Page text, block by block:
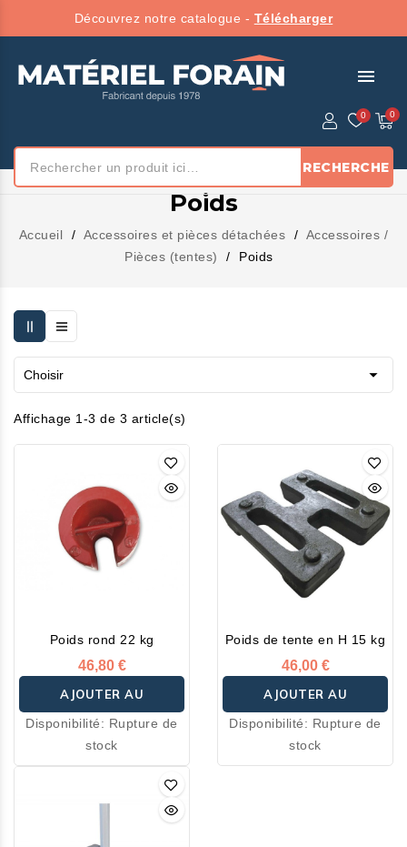
Découvrez notre catalogue - Télécharger
menu
RECHERCHE
Poids
Accueil Accessoires et pièces détachées
Accessoires /
Pièces (tentes)
Poids
Choisir 
Affichage 1-3 de 3 article(s)
Poids rond 22 kg
46,80 €
AJOUTER AU
PANIER
Disponibilité: Rupture de
stock
Poids de tente en H 15 kg
46,00 €
AJOUTER AU
PANIER
Disponibilité: Rupture de
stock